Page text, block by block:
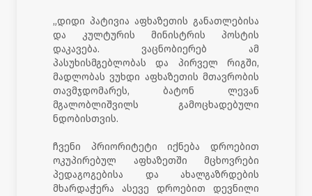
„დიდი პატივია აფხაზეთის განათლებისა
და კულტურის მინისტრის პოსტის
დაკავება. ვაცნობიერებ ამ
პასუხისმგებლობას და პირველ რიგში,
მადლობას ვუხდი აფხაზეთის მთავრობის
თავმჯდომარეს, ბატონ ლევან
მგალობლიშვილს გამოცხადებული
ნდობისთვის.
ჩვენი პრიორიტეტი იქნება დროებით
ოკუპირებულ აფხაზეთში მცხოვრები
პედაგოგებისა და ახალგაზრდების
მხარდაჭერა ასევე დროებით დევნილი